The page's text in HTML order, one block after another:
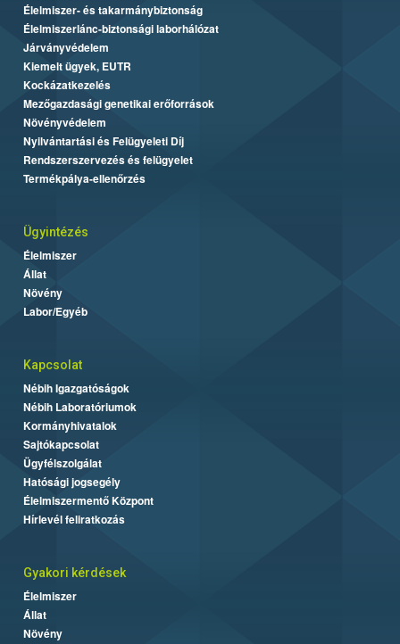
Élelmiszer- és takarmánybiztonság
Élelmiszerlánc-biztonsági laborhálózat
Járványvédelem
Kiemelt ügyek, EUTR
Kockázatkezelés
Mezőgazdasági genetikai erőforrások
Növényvédelem
Nyilvántartási és Felügyeleti Díj
Rendszerszervezés és felügyelet
Termékpálya-ellenőrzés
Ügyintézés
Élelmiszer
Állat
Növény
Labor/Egyéb
Kapcsolat
Nébih Igazgatóságok
Nébih Laboratóriumok
Kormányhivatalok
Sajtókapcsolat
Ügyfélszolgálat
Hatósági jogsegély
Élelmiszermentő Központ
Hírlevél feliratkozás
Gyakori kérdések
Élelmiszer
Állat
Növény